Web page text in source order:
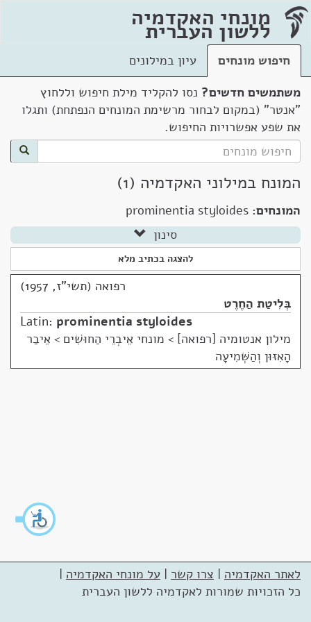
מונחי האקדמיה
ללשון העברית
חיפוש מונחים
עיון במילונים
משתמשים חדשים? נסו להקליד מילת חיפוש וללחוץ
"אנטר" (במקום לבחור מרשימת המונחים הנפתחת) ותגלו
את שפע אפשרויות החיפוש.
המונח במילוני האקדמיה (1)
המונחים: prominentia styloides
סינון
להצגה בכתיב מלא
רפואה (תשי"ז, 1957)
בְּלִיטַת הַחֶרֶט
Latin: prominentia styloides
מילון אנטומיה [רפואה] > מונחי אֵיבְרֵי הַחוּשִׁים > אֵיבַר
הָאִזּוּן וְהַשְּׁמִיעָה
לאתר האקדמיה | צרו קשר | על מונחי האקדמיה |
כל הזכויות שמורות לאקדמיה ללשון העברית